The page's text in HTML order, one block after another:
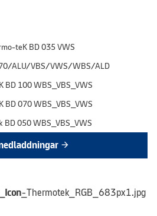
teK BD 035 VWS
ALU/VBS/VWS/WBS/ALD
BD 100 WBS_VBS_VWS
BD 070 WBS_VBS_VWS
BD 050 WBS_VBS_VWS
arrow_forward